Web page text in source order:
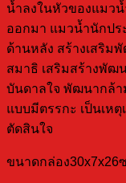
น้ำลงในหัวของแมว
ออกมา แมวน้ำนักปร
ด้านหลัง สร้างเสริม
สมาธิ เสริมสร้างพัฒ
บันดาลใจ พัฒนากล้า
แบบมีตรรกะ เป็นเห
ตัดสินใจ
ขนาดกล่อง30x7x26